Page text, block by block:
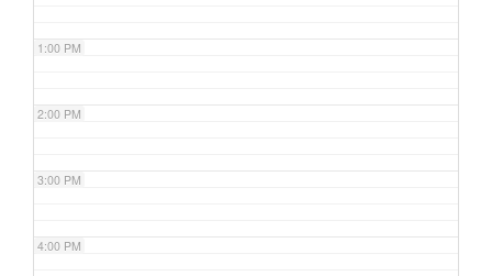
1:00 PM
2:00 PM
3:00 PM
4:00 PM